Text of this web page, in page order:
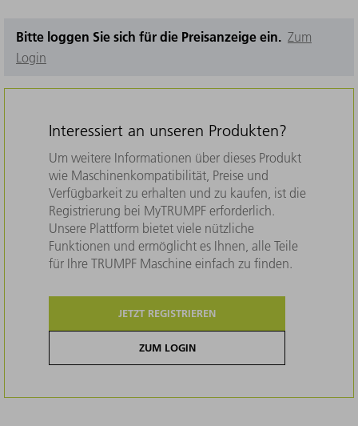
Bitte loggen Sie sich für die Preisanzeige ein. Zum
Login
Interessiert an unseren Produkten?
Um weitere Informationen über dieses Produkt
wie Maschinenkompatibilität, Preise und
Verfügbarkeit zu erhalten und zu kaufen, ist die
Registrierung bei MyTRUMPF erforderlich.
Unsere Plattform bietet viele nützliche
Funktionen und ermöglicht es Ihnen, alle Teile
für Ihre TRUMPF Maschine einfach zu finden.
JETZT REGISTRIEREN
ZUM LOGIN